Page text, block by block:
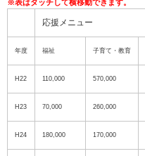
応援メニュー
年度 福祉 子育て・教育
H22 110,000 570,000
H23 70,000 260,000
H24 180,000 170,000